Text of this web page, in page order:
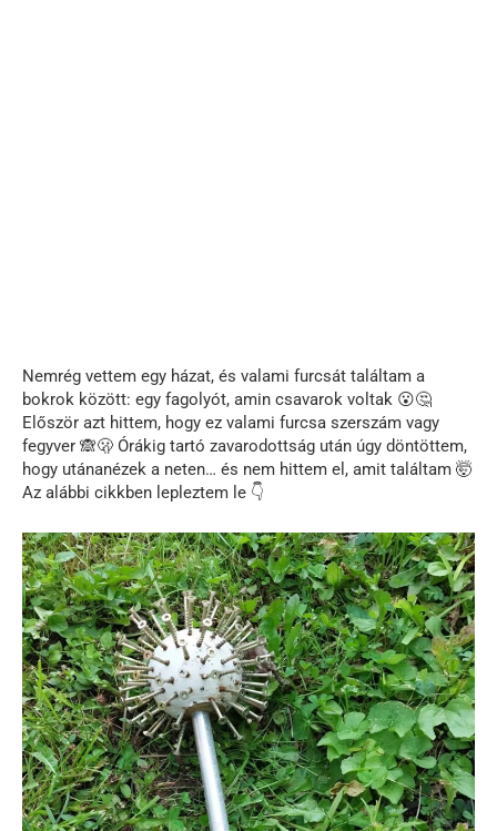
Nemrég vettem egy házat, és valami furcsát találtam a
bokrok között: egy fagolyót, amin csavarok voltak 😮🤔
Először azt hittem, hogy ez valami furcsa szerszám vagy
fegyver 🙈🫢 Órákig tartó zavarodottság után úgy döntöttem,
hogy utánanézek a neten… és nem hittem el, amit találtam 🤯
Az alábbi cikkben lepleztem le 👇